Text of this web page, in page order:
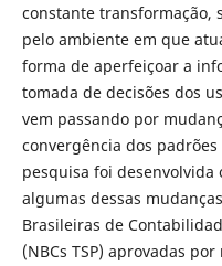
constante transformação,
pelo ambiente em que
forma de aperfeiçoar a
tomada de decisões dos
vem passando por
convergência dos
pesquisa foi
algumas dessas
Brasileiras de
(NBCs TSP) aprovadas